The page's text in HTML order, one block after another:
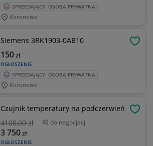
SPRZEDAJĄCY: OSOBA PRYWATNA
Koronowo
Siemens 3RK1903-0AB10
OGŁOSZENIE
150zł
SPRZEDAJĄCY: OSOBA PRYWATNA
Koronowo
Czujnik temperatury na podczerwień
4100,00 zł do negocjacji
OGŁOSZENIE
3 750zł